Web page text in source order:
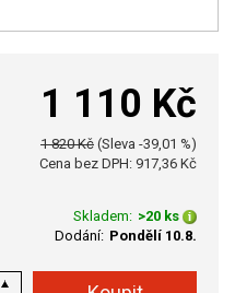
1 110 Kč
1 820 Kč (Sleva -39,01 %)
Cena bez DPH: 917,36 Kč
Skladem: >20 ks
Dodání: Pondělí 10.8.